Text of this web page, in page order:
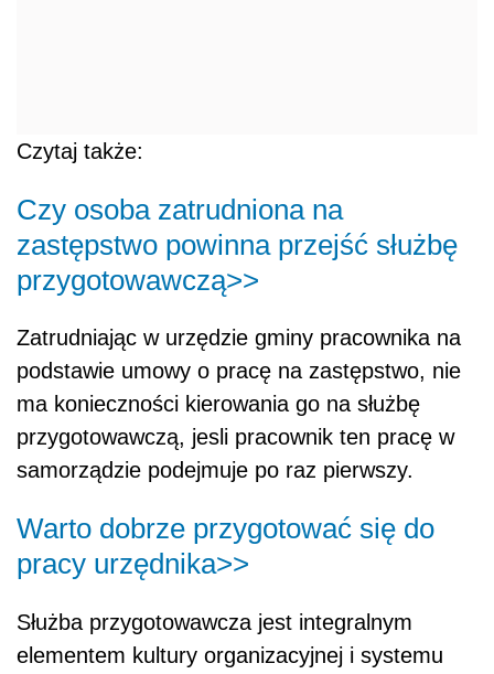
Czytaj także:
Czy osoba zatrudniona na
zastępstwo powinna przejść służbę
przygotowawczą>>
Zatrudniając w urzędzie gminy pracownika na
podstawie umowy o pracę na zastępstwo, nie
ma konieczności kierowania go na służbę
przygotowawczą, jesli pracownik ten pracę w
samorządzie podejmuje po raz pierwszy.
Warto dobrze przygotować się do
pracy urzędnika>>
Służba przygotowawcza jest integralnym
elementem kultury organizacyjnej i systemu